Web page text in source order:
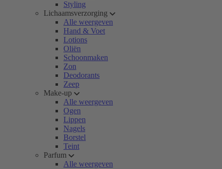
Styling
Lichaamsverzorging
Alle weergeven
Hand & Voet
Lotions
Oliën
Schoonmaken
Zon
Deodorants
Zeep
Make-up
Alle weergeven
Ogen
Lippen
Nagels
Borstel
Teint
Parfum
Alle weergeven